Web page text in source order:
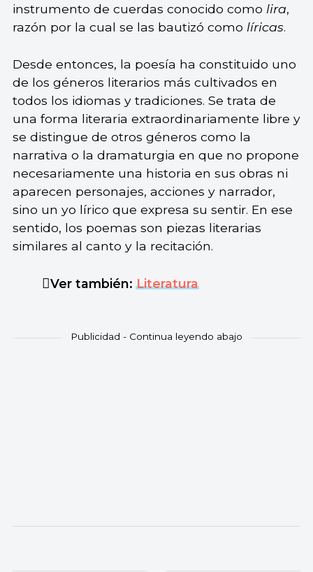
instrumento de cuerdas conocido como lira,
razón por la cual se las bautizó como líricas.
Desde entonces, la poesía ha constituido uno
de los géneros literarios más cultivados en
todos los idiomas y tradiciones. Se trata de
una forma literaria extraordinariamente libre y
se distingue de otros géneros como la
narrativa o la dramaturgia en que no propone
necesariamente una historia en sus obras ni
aparecen personajes, acciones y narrador,
sino un yo lírico que expresa su sentir. En ese
sentido, los poemas son piezas literarias
similares al canto y la recitación.
Ver también:Literatura